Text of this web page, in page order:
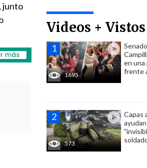
Videos + Vistos
1695
en una
frente
573
Capas
junto